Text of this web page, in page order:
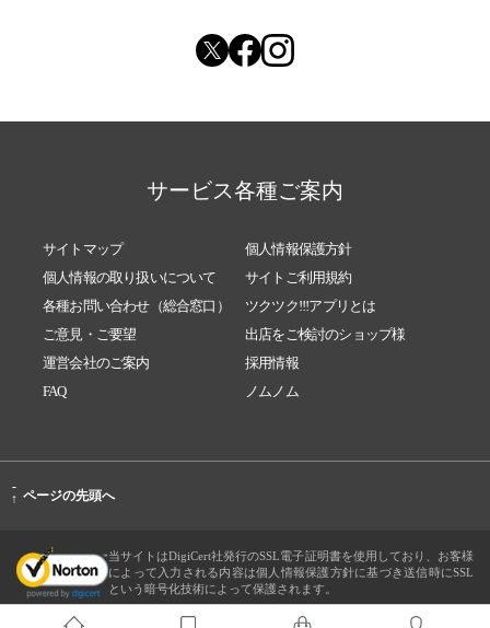
サービス各種ご案内
サイトマップ
個人情報保護方針
個人情報の取り扱いについて
サイトご利用規約
各種お問い合わせ（総合窓口）
ツクツク!!!アプリとは
ご意見・ご要望
出店をご検討のショップ様
運営会社のご案内
採用情報
FAQ
ノムノム
-
↑ ページの先頭へ
当サイトはDigiCert社発行のSSL電子証明書を使用しており、お客様
によって入力される内容は個人情報保護方針に基づき送信時にSSL
という暗号化技術によって保護されます。